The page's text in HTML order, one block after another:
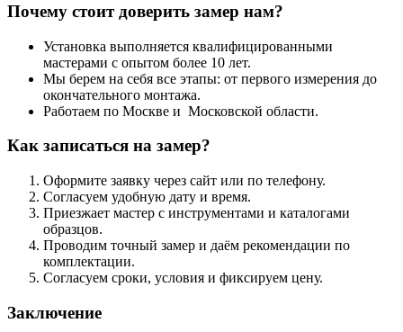
Почему стоит доверить замер нам?
Установка выполняется квалифицированными
мастерами с опытом более 10 лет.
Мы берем на себя все этапы: от первого измерения до
окончательного монтажа.
Работаем по Москве и Московской области.
Как записаться на замер?
Оформите заявку через сайт или по телефону.
Согласуем удобную дату и время.
Приезжает мастер с инструментами и каталогами
образцов.
Проводим точный замер и даём рекомендации по
комплектации.
Согласуем сроки, условия и фиксируем цену.
Заключение